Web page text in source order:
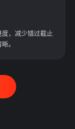
，减少错过截止
。